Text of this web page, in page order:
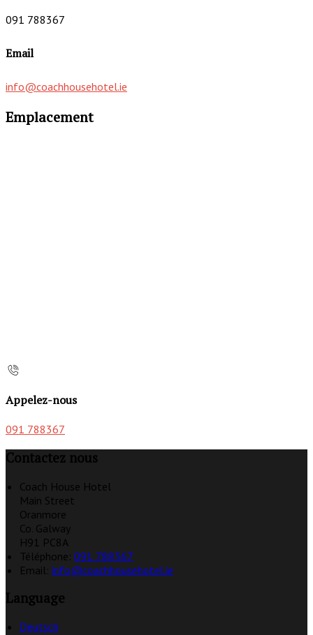
091 788367
Email
info@coachhousehotel.ie
Emplacement
Appelez-nous
091 788367
Contactez nous
Coach House Hotel
Main Street
Oranmore
Co. Galway
H91 PC8A
Téléphone: 091 788367
Email: info@coachhousehotel.ie
Language
Deutsch